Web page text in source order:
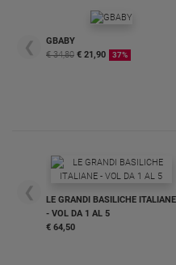
❮
GBABY
€ 34,80 € 21,90 37%
❮
LE GRANDI BASILICHE ITALIANE
- VOL DA 1 AL 5
€ 64,50